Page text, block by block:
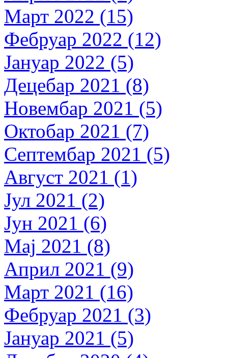
Март 2022 (15)
Фебруар 2022 (12)
Јануар 2022 (5)
Децебар 2021 (8)
Новембар 2021 (5)
Октобар 2021 (7)
Септембар 2021 (5)
Август 2021 (1)
Јул 2021 (2)
Јун 2021 (6)
Мај 2021 (8)
Април 2021 (9)
Март 2021 (16)
Фебруар 2021 (3)
Јануар 2021 (5)